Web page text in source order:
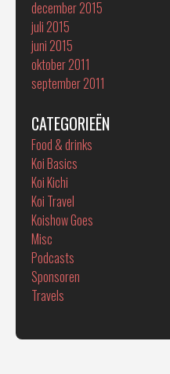
december 2015
juli 2015
juni 2015
oktober 2011
september 2011
CATEGORIEËN
Food & drinks
Koi Basics
Koi Kichi
Koi Travel
Koishow Goes
Misc
Podcasts
Sponsoren
Travels